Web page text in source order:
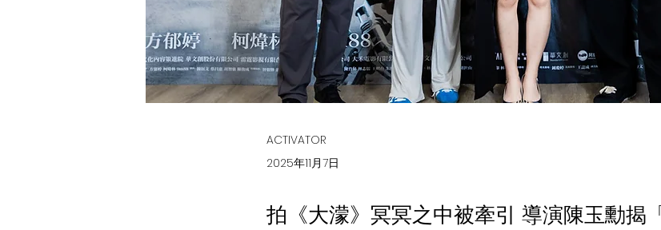
ACTIVATOR
2025年11月7日
拍《大濛》冥冥之中被牽引 導演陳玉勳揭